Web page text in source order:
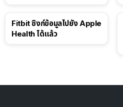
Fitbit ซิงก์ข้อมูลไปยัง Apple
Health ได้แล้ว